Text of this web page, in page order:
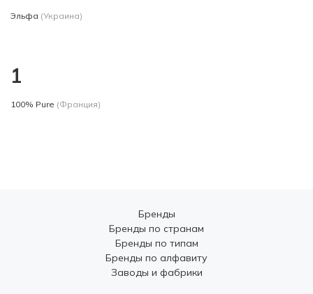
Эльфа (Украина)
1
100% Pure (Франция)
Бренды
Бренды по странам
Бренды по типам
Бренды по алфавиту
Заводы и фабрики